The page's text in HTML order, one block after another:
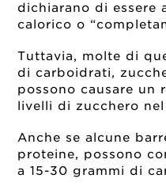
dichiarano di essere
calorico o
Tuttavia, molte di
di carboidrati,
possono causare un
livelli di zucchero nel
Anche se alcune
proteine, possono
a 15-30 grammi di